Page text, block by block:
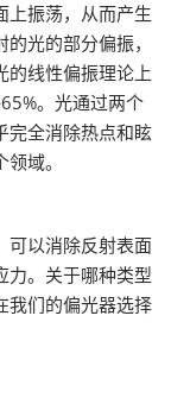
上振荡，从而产生
光的部分偏振，
的线性偏振理论上
。光通过两个
完全消除热点和眩
域。
可以消除反射表面
力。关于哪种类型
我们的偏光器选择